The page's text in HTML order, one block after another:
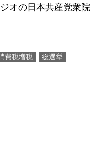
オの日本共産党衆院
費税増税
総選挙